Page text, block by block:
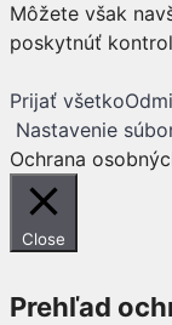
Môžete však
poskytnúť
Prijať všetko
Nastavenie
Ochrana
Close
Prehľad